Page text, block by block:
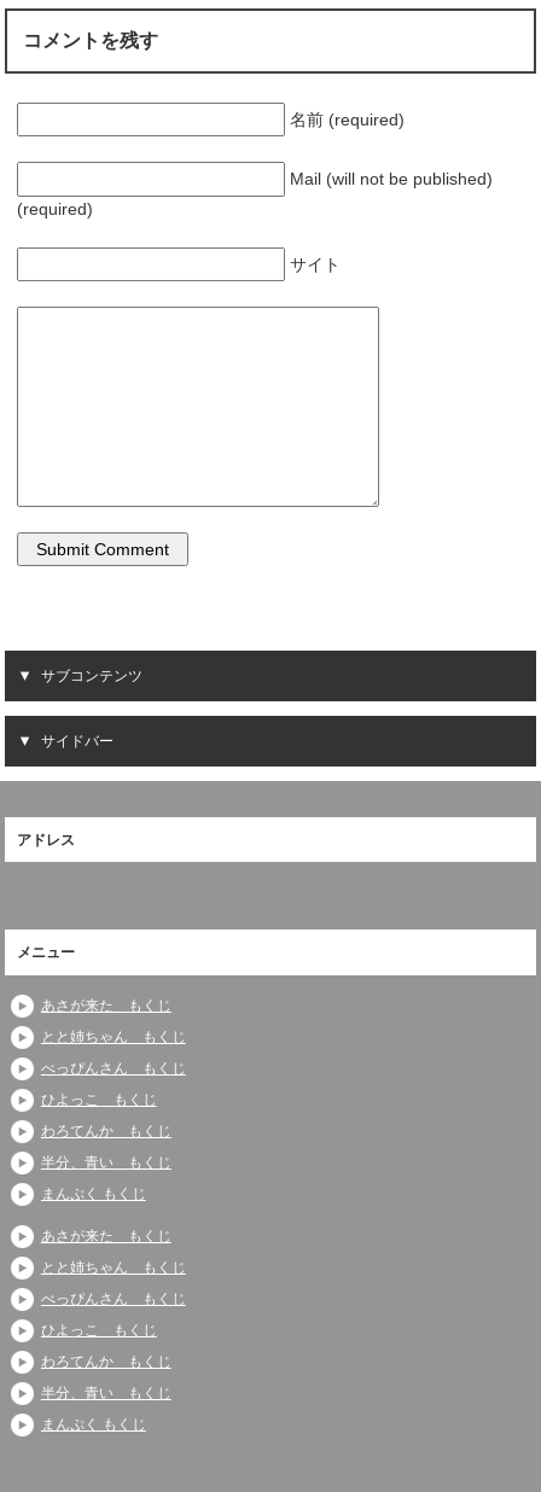
コメントを残す
名前 (required)
Mail (will not be published)
(required)
サイト
サブコンテンツ
サイドバー
アドレス
メニュー
あさが来た もくじ
とと姉ちゃん もくじ
べっぴんさん もくじ
ひよっこ もくじ
わろてんか もくじ
半分、青い もくじ
まんぷく もくじ
あさが来た もくじ
とと姉ちゃん もくじ
べっぴんさん もくじ
ひよっこ もくじ
わろてんか もくじ
半分、青い もくじ
まんぷく もくじ